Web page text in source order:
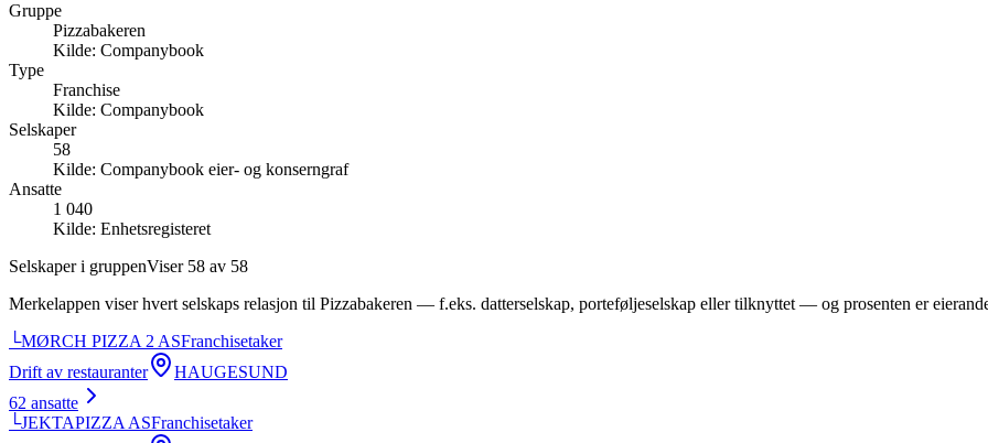
Gruppe
Pizzabakeren
Kilde: Companybook
Type
Franchise
Kilde: Companybook
Selskaper
58
Kilde: Companybook eier- og konserngraf
Ansatte
1 040
Kilde: Enhetsregisteret
Selskaper i gruppenViser 58 av 58
Merkelappen viser hvert selskaps relasjon til Pizzabakeren — f.eks. datterselskap, porteføljeselskap eller tilknyttet — og prosenten er
└MØRCH PIZZA 2 ASFranchisetaker
Drift av restauranter
HAUGESUND
62 ansatte
└JEKTAPIZZA ASFranchisetaker